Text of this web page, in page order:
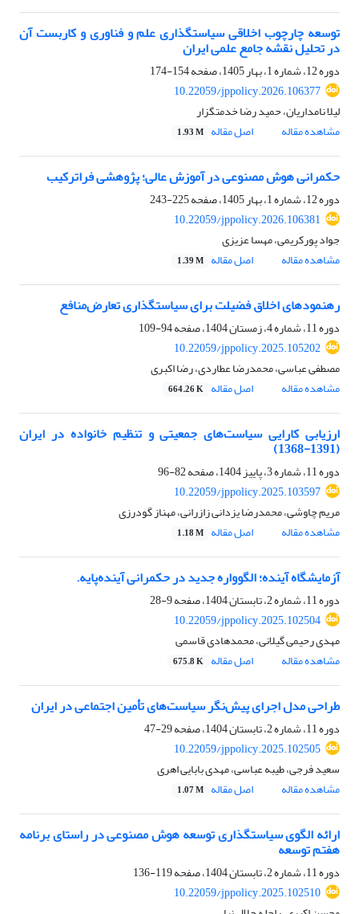
توسعه چارچوب اخلاقی سیاستگذاری علم و فناوری و کاربست آن
در تحلیل نقشه جامع علمی ایران
دوره 12، شماره 1، بهار 1405، صفحه
154-174
10.22059/jppolicy.2026.106377
لیلا نامداریان، حمید رضا خدمتگزار
مشاهده مقاله
اصل مقاله 1.93 M
حکمرانی هوش مصنوعی در آموزش عالی؛ پژوهشی فراترکیب
دوره 12، شماره 1، بهار 1405، صفحه
225-243
10.22059/jppolicy.2026.106381
جواد پورکریمی، مهسا عزیزی
مشاهده مقاله
اصل مقاله 1.39 M
رهنمودهای اخلاق فضیلت برای سیاستگذاری تعارض‌منافع
دوره 11، شماره 4، زمستان 1404، صفحه
94-109
10.22059/jppolicy.2025.105202
مصطفی عباسی، محمدرضا عطاردی، رضا اکبری
مشاهده مقاله
اصل مقاله 664.26 K
ارزیابی کارایی سیاست‌های جمعیتی و تنظیم خانواده در ایران
(1391-1368)
دوره 11، شماره 3، پاییز 1404، صفحه
82-96
10.22059/jppolicy.2025.103597
مریم چاوشی، محمدرضا یزدانی زازرانی، مهناز گودرزی
مشاهده مقاله
اصل مقاله 1.18 M
آزمایشگاه آینده؛ الگوواره جدید در حکمرانی آینده‌پایه.
دوره 11، شماره 2، تابستان 1404، صفحه
9-28
10.22059/jppolicy.2025.102504
مهدی رحیمی گیلانی، محمدهادی قاسمی
مشاهده مقاله
اصل مقاله 675.8 K
طراحی مدل اجرای پیش‌نگر سیاست‌های تأمین اجتماعی در ایران
دوره 11، شماره 2، تابستان 1404، صفحه
29-47
10.22059/jppolicy.2025.102505
سعید فرجی، طیبه عباسی، مهدی بابایی اهری
مشاهده مقاله
اصل مقاله 1.07 M
ارائه الگوی سیاستگذاری توسعه هوش مصنوعی در راستای برنامه
هفتم توسعه
دوره 11، شماره 2، تابستان 1404، صفحه
119-136
10.22059/jppolicy.2025.102510